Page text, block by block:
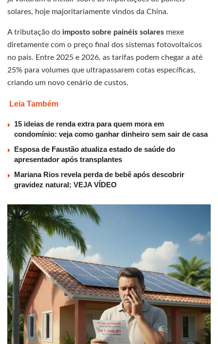
solares, hoje majoritariamente vindos da China.
A tributação do imposto sobre painéis solares mexe
diretamente com o preço final dos sistemas fotovoltaicos
no país. Entre 2025 e 2026, as tarifas podem chegar a até
25% para volumes que ultrapassarem cotas específicas,
criando um novo cenário de custos.
Leia Também
15 ideias de renda extra para quem mora em
condomínio: veja como ganhar dinheiro sem sair de casa
Esposa de Faustão atualiza estado de saúde do
apresentador após transplantes
Mariana Rios revela perda de bebê após descobrir
gravidez natural; VEJA VÍDEO